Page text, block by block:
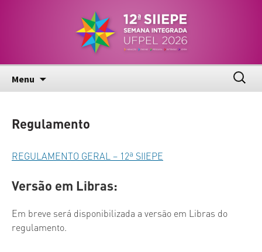
12ª SIIEPE
Semana Integrada de Inovação, Ensino,
Pesquisa e Extensão – UFPel
Menu
por:
Regulamento
REGULAMENTO GERAL – 12ª SIIEPE
Versão em Libras:
Em breve será disponibilizada a versão em Libras do
regulamento.